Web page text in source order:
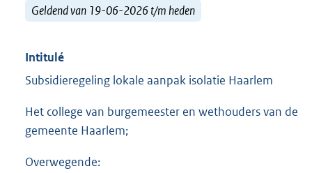
Geldend van 19-06-2026 t/m heden
Intitulé
Subsidieregeling lokale aanpak isolatie Haarlem
Het college van burgemeester en wethouders van de
gemeente Haarlem;
Overwegende: